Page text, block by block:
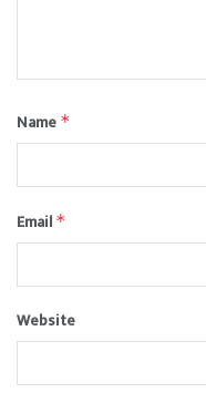
Name *
Email *
Website